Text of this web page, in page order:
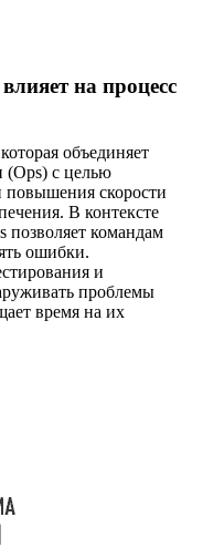
на процесс
объединяет
(Ops) с целью
повышения скорости
В контексте
командам
ошибки.
и
проблемы
время на их